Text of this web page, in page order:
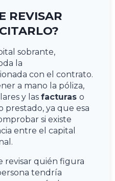
REVISAR
sobrante,
la
con el contrato.
a mano la póliza,
y las facturas o
prestado, ya que esa
si existe
entre el capital
revisar quién figura
tendría